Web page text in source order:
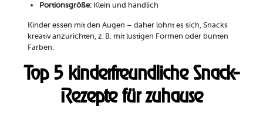
Portionsgröße:Klein und handlich
Kinder essen mit den Augen – daher lohnt es sich, Snacks
kreativ anzurichten, z. B. mit lustigen Formen oder bunten
Farben.
Top 5 kinderfreundliche Snack-
Rezepte für zuhause